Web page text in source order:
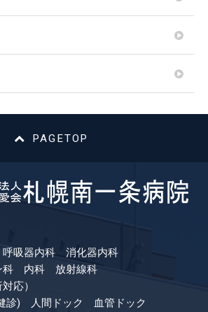
PAGETOP
吸器内科 消化器内科
科 内科 放射線科
応）
診) 人間ドック 血管ドック